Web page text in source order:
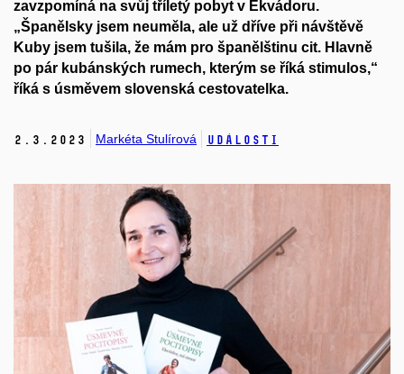
zavzpomíná na svůj tříletý pobyt v Ekvádoru.
„Španělsky jsem neuměla, ale už dříve při návštěvě
Kuby jsem tušila, že mám pro španělštinu cit. Hlavně
po pár kubánských rumech, kterým se říká stimulos,“
říká s úsměvem slovenská cestovatelka.
2. 3. 2023 Markéta Stulírová Události